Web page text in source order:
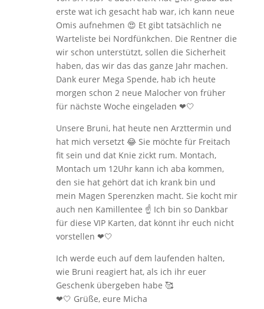
erste wat ich gesacht hab war, ich kann neue
Omis aufnehmen 😍 Et gibt tatsächlich ne
Warteliste bei Nordfünkchen. Die Rentner die
wir schon unterstützt, sollen die Sicherheit
haben, das wir das das ganze Jahr machen.
Dank eurer Mega Spende, hab ich heute
morgen schon 2 neue Malocher von früher
für nächste Woche eingeladen ❤🤍
Unsere Bruni, hat heute nen Arzttermin und
hat mich versetzt 😂 Sie möchte für Freitach
fit sein und dat Knie zickt rum. Montach,
Montach um 12Uhr kann ich aba kommen,
den sie hat gehört dat ich krank bin und
mein Magen Sperenzken macht. Sie kocht mir
auch nen Kamillentee ☝️ Ich bin so Dankbar
für diese VIP Karten, dat könnt ihr euch nicht
vorstellen ❤🤍
Ich werde euch auf dem laufenden halten,
wie Bruni reagiert hat, als ich ihr euer
Geschenk übergeben habe 🥰
❤🤍 Grüße, eure Micha